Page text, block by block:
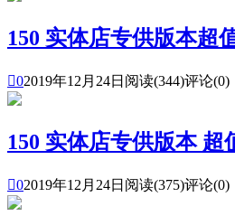
150 实体店专供版本超
02019年12月24日 阅读(344)评论(0)
150 实体店专供版本 超
02019年12月24日 阅读(375)评论(0)